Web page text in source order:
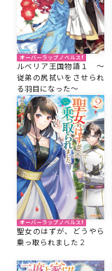
オーバーラップノベルスf
ルベリア王国物語１ ～
従弟の尻拭いをさせられ
る羽目になった～
オーバーラップノベルスf
聖女のはずが、どうやら
乗っ取られました 2